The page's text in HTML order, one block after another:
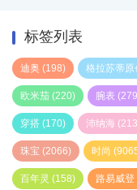
标签列表
迪奥 (198) 格拉苏蒂原
欧米茄 (220) 腕表
穿搭 (170) 沛纳海
珠宝 (2066) 时尚
百年灵 (158) 路易威登